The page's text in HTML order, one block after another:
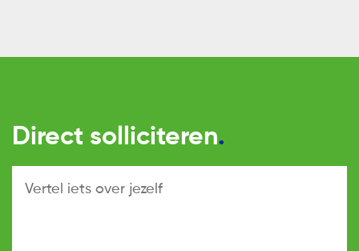
Direct solliciteren